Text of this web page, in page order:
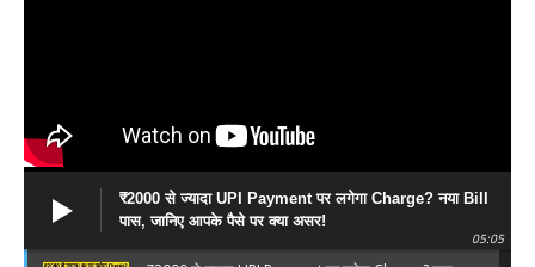
Facebook
X WhatsApp
Share
₹2000 से ज्यादा UPI Payment पर लगेगा Charge? नया Bill
पास, जानिए आपके पैसे पर क्या असर!
05:05